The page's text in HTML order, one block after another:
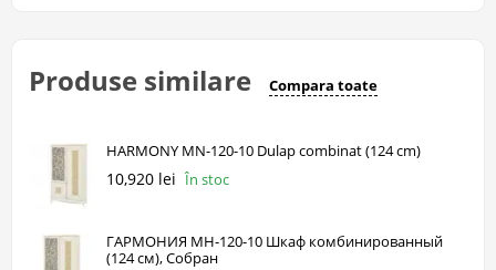
Produse similare Compara toate
HARMONY MN-120-10 Dulap combinat (124 cm)
10,920 lei În stoc
ГАРМОНИЯ МН-120-10 Шкаф комбинированный
(124 см), Собран